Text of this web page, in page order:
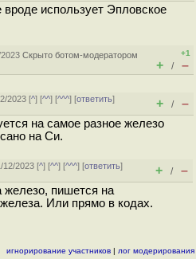
использует Эпловское
2023Скрыто ботом-модератором
+1
+ / –
2023 [^] [^^] [^^^] [ответить]
+ / –
на самое разное железо
на Си.
12/2023 [^] [^^] [^^^] [ответить]
+ / –
пишется на
Или прямо в кодах.
игнорирование участников | лог модерирования